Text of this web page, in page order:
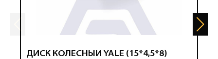
ДИСК КОЛЕСНЫЙ YALE (15*4,5*8)